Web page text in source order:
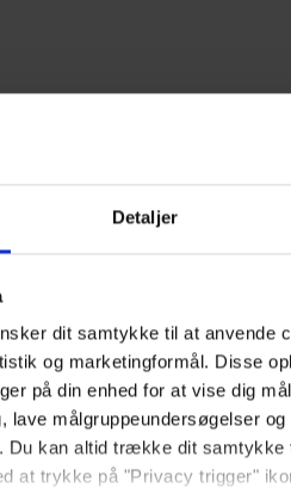
Detaljer
dit samtykke til at anvende
og marketingformål. Disse
på din enhed for at vise dig
lave målgruppeundersøgelser
Du kan altid trække dit
at trykke på "Privacy trigger"